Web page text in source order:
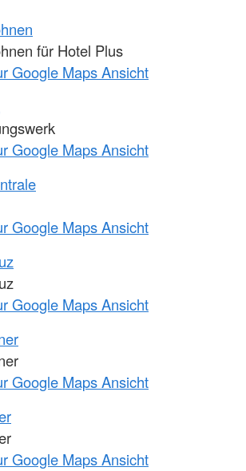
für Hotel Plus
Google Maps Ansicht
Google Maps Ansicht
Google Maps Ansicht
Google Maps Ansicht
Google Maps Ansicht
Google Maps Ansicht